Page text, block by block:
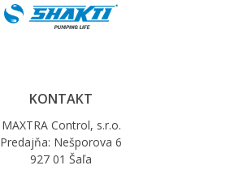
KONTAKT
MAXTRA Control, s.r.o.
Predajňa: Nešporova 6
927 01 Šaľa